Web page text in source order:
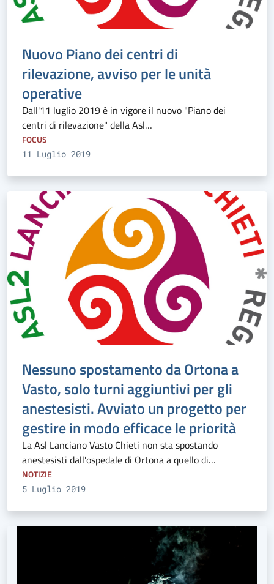
Nuovo Piano dei centri di
rilevazione, avviso per le unità
operative
Dall'11 luglio 2019 è in vigore il nuovo "Piano dei
centri di rilevazione" della Asl…
FOCUS
11 Luglio 2019
Nessuno spostamento da Ortona a
Vasto, solo turni aggiuntivi per gli
anestesisti. Avviato un progetto per
gestire in modo efficace le priorità
La Asl Lanciano Vasto Chieti non sta spostando
anestesisti dall'ospedale di Ortona a quello di…
NOTIZIE
5 Luglio 2019